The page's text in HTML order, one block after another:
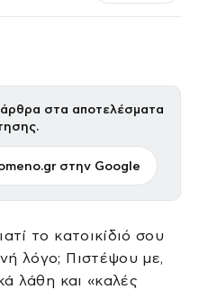
στα αποτελέσματα
στην Google
το κατοικίδιό σου
λόγο; Πιστέψου με,
λάθη και «καλές